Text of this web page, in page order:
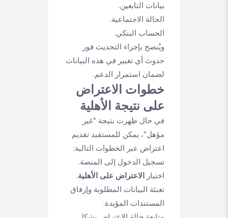
بيانات التابعين.
الحالة الاجتماعية.
الحساب البنكي.
ويُنصح بإجراء التحديث فور
حدوث أي تغيير في هذه البيانات
لضمان استمرار الدعم.
خطوات الاعتراض
على نتيجة الأهلية
في حال ظهرت نتيجة "غير
مؤهل"، يمكن للمستفيد تقديم
اعتراض عبر الخطوات التالية:
تسجيل الدخول إلى المنصة.
اختيار الاعتراض على الأهلية.
تعبئة البيانات المطلوبة وإرفاق
المستندات المؤيدة.